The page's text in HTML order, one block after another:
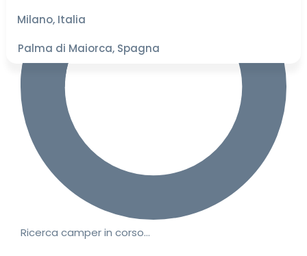
Milano, Italia
Palma di Maiorca, Spagna
Ricerca camper in corso…